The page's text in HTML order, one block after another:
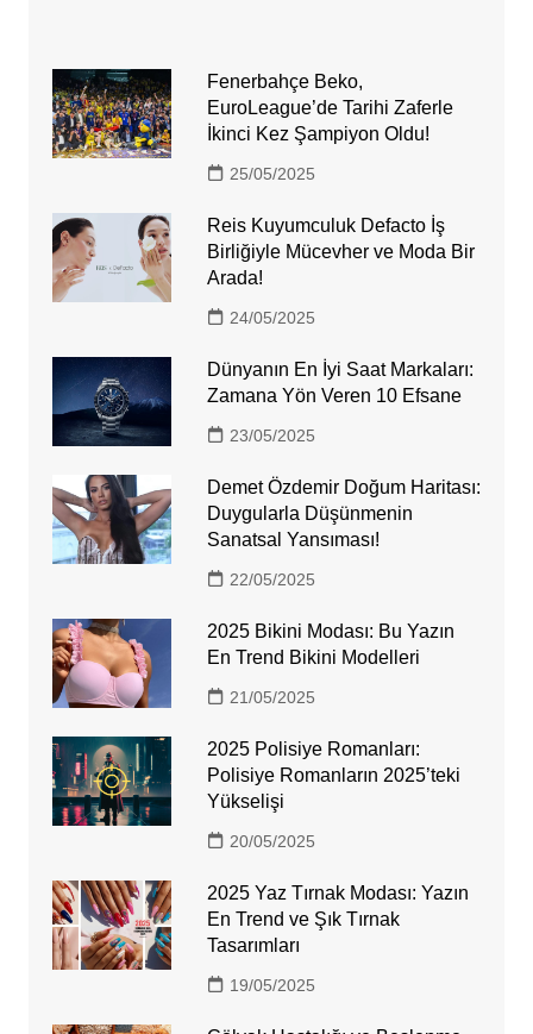
Fenerbahçe Beko,
EuroLeague’de Tarihi Zaferle
İkinci Kez Şampiyon Oldu!
25/05/2025
Reis Kuyumculuk Defacto İş
Birliğiyle Mücevher ve Moda Bir
Arada!
24/05/2025
Dünyanın En İyi Saat Markaları:
Zamana Yön Veren 10 Efsane
23/05/2025
Demet Özdemir Doğum Haritası:
Duygularla Düşünmenin
Sanatsal Yansıması!
22/05/2025
2025 Bikini Modası: Bu Yazın
En Trend Bikini Modelleri
21/05/2025
2025 Polisiye Romanları:
Polisiye Romanların 2025’teki
Yükselişi
20/05/2025
2025 Yaz Tırnak Modası: Yazın
En Trend ve Şık Tırnak
Tasarımları
19/05/2025